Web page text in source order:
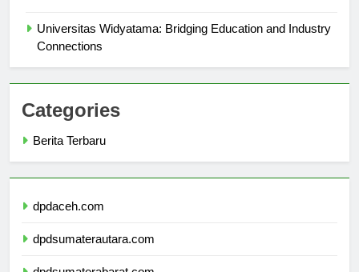
Universitas Widyatama: Bridging Education and Industry
Categories